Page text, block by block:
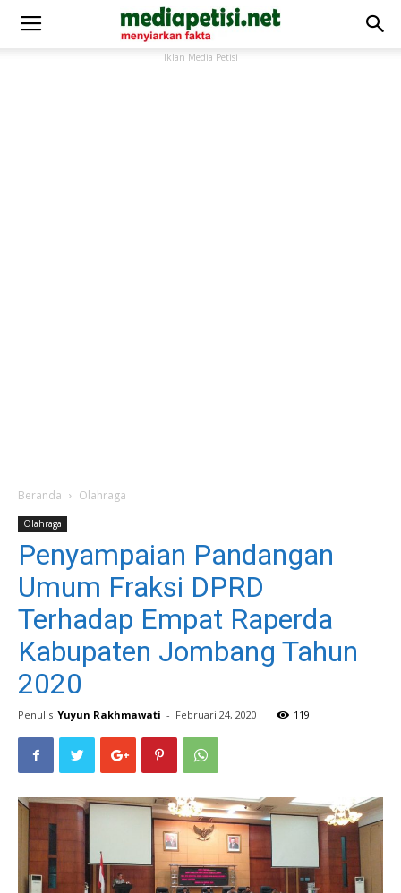
Iklan Media Petisi
Beranda Olahraga
Olahraga
Penyampaian Pandangan
Umum Fraksi DPRD
Terhadap Empat Raperda
Kabupaten Jombang Tahun
2020
Penulis Yuyun Rakhmawati - Februari 24, 2020 119